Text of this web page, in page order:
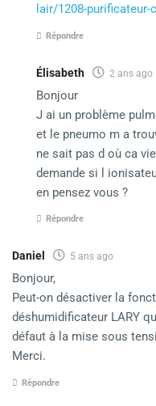
lair/1208-purificateur-
Répondre
Élisabeth 2 ans ago
Bonjour
J ai un problème
et le pneumo m a
ne sait pas d où ca
demande si l
en pensez vous ?
Répondre
Daniel 5 ans ago
Bonjour,
Peut-on désactiver la
déshumidificateur LARY
défaut à la mise sous
Merci.
Répondre